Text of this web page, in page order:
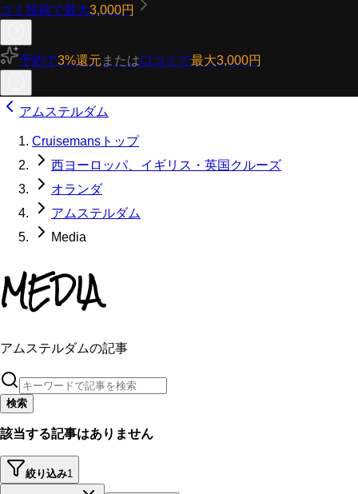
コミ投稿で最大3,000円
予約で3%還元 または口コミで最大3,000円
アムステルダム
Cruisemansトップ
西ヨーロッパ、イギリス・英国クルーズ
オランダ
アムステルダム
Media
MEDIA
アムステルダムの記事
検索
該当する記事はありません
絞り込み1